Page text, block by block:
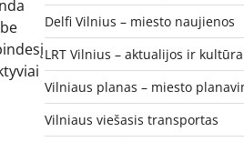
Delfi Vilnius – miesto naujienos
LRT Vilnius – aktualijos ir kultūra
Vilniaus planas – miesto
Vilniaus viešasis transportas